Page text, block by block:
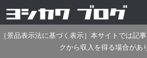
コンテンツへスキップ
［景品表示法に基づく表示］本サイトでは記
クから収入を得る場合があ